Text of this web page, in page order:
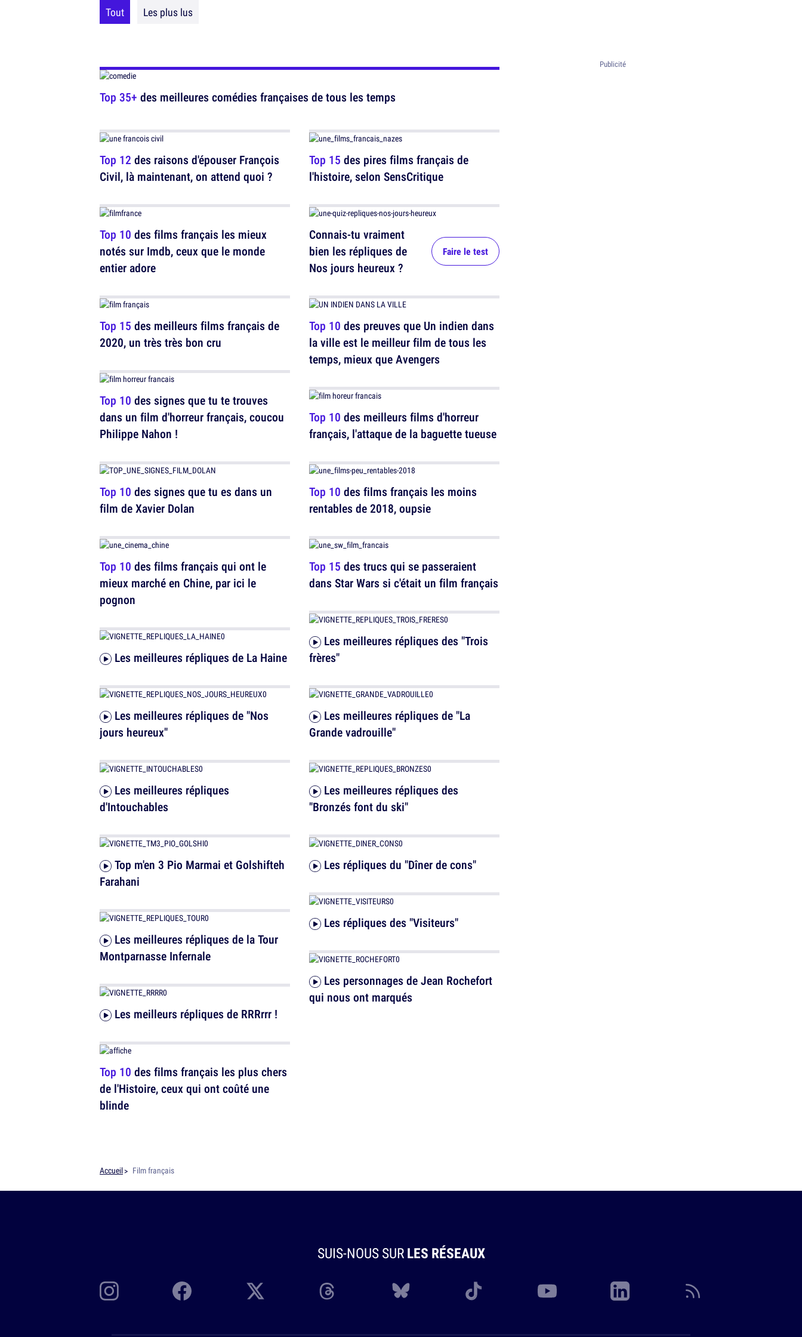
Tout Les plus lus
Top 35+ des meilleures comédies françaises de tous les temps
Top 12 des raisons d'épouser François
Civil, là maintenant, on attend quoi ?
Top 10 des films français les mieux
notés sur Imdb, ceux que le monde
entier adore
Top 15 des meilleurs films français de
2020, un très très bon cru
Top 10 des signes que tu te trouves
dans un film d'horreur français, coucou
Philippe Nahon !
Top 10 des signes que tu es dans un
film de Xavier Dolan
Top 10 des films français qui ont le
mieux marché en Chine, par ici le
pognon
Les meilleures répliques de La Haine
jours heureux"
d'Intouchables
Farahani
Montparnasse Infernale
Les meilleurs répliques de RRRrrr !
Top 10 des films français les plus chers
de l'Histoire, ceux qui ont coûté une
blinde
Top 15 des pires films français de
l'histoire, selon SensCritique
Connais-tu vraiment
bien les répliques de
Nos jours heureux ?
Faire le test
Top 10 des preuves que Un indien dans
la ville est le meilleur film de tous les
temps, mieux que Avengers
Top 10 des meilleurs films d'horreur
français, l'attaque de la baguette tueuse
Top 10 des films français les moins
rentables de 2018, oupsie
Top 15 des trucs qui se passeraient
dans Star Wars si c'était un film français
frères"
Grande vadrouille"
"Bronzés font du ski"
Les répliques du "Dîner de cons"
Les répliques des "Visiteurs"
qui nous ont marqués
Accueil Film français
SUIS-NOUS SURLES RÉSEAUX